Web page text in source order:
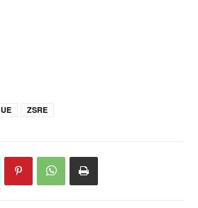
UE ZSRE